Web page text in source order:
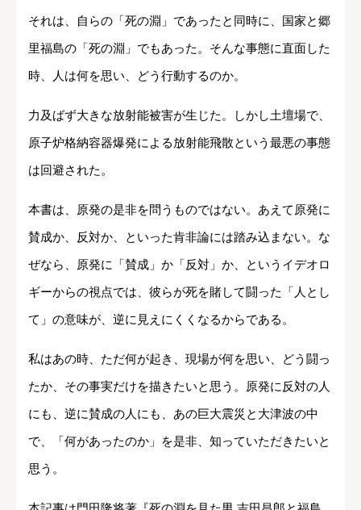
それは、自らの「死の淵」であったと同時に、国家と郷
里福島の「死の淵」でもあった。そんな事態に直面した
時、人は何を思い、どう行動するのか。
力及ばず大きな放射能被害が生じた。しかし土壇場で、
原子炉格納容器爆発による放射能飛散という最悪の事態
は回避された。
本書は、原発の是非を問うものではない。あえて原発に
賛成か、反対か、といった肯非論には踏み込まない。な
ぜなら、原発に「賛成」か「反対」か、というイデオロ
ギーからの視点では、彼らが死を賭して闘った「人とし
て」の意味が、逆に見えにくくなるからである。
私はあの時、ただ何が起き、現場が何を思い、どう闘っ
たか、その事実だけを描きたいと思う。原発に反対の人
にも、逆に賛成の人にも、あの巨大震災と大津波の中
で、「何があったのか」を是非、知っていただきたいと
思う。